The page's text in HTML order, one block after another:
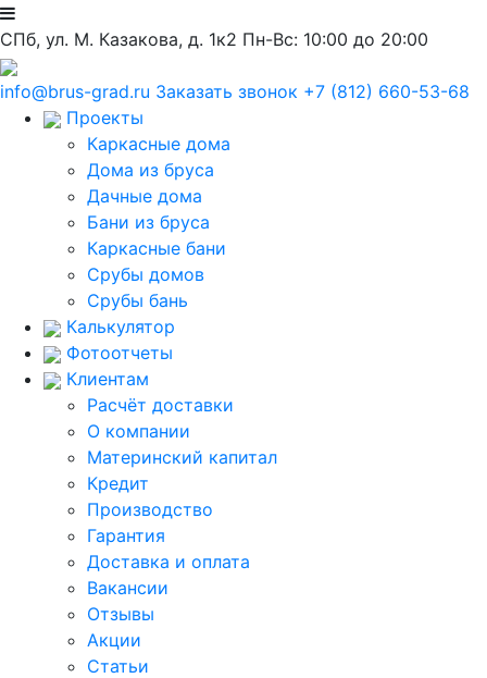
СПб, ул. М. Казакова, д. 1к2 Пн-Вс: 10:00 до 20:00
info@brus-grad.ru Заказать звонок +7 (812) 660-53-68
Проекты
Каркасные дома
Дома из бруса
Дачные дома
Бани из бруса
Каркасные бани
Срубы домов
Срубы бань
Калькулятор
Фотоотчеты
Клиентам
Расчёт доставки
О компании
Материнский капитал
Кредит
Производство
Гарантия
Доставка и оплата
Вакансии
Отзывы
Акции
Статьи